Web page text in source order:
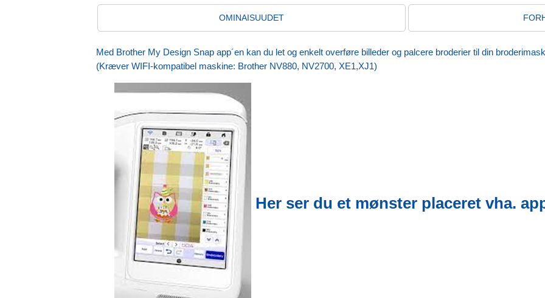
OMINAISUUDET
Med Brother My Design Snap app´en kan du let og enkelt overføre billeder og palcere broderier til din
(Kræver WIFI-kompatibel maskine: Brother NV880, NV2700, XE1,XJ1)
Her ser du et mønster placeret vha.